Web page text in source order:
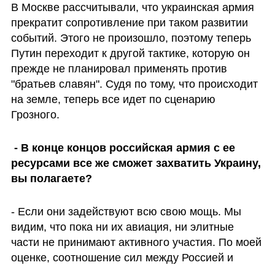
В Москве рассчитывали, что украинская армия
прекратит сопротивление при таком развитии
событий. Этого не произошло, поэтому теперь
Путин переходит к другой тактике, которую он
прежде не планировал применять против
"братьев славян". Судя по тому, что происходит
на земле, теперь все идет по сценарию
Грозного.
ресурсами все же сможет захватить Украину,
вы полагаете?
- Если они задействуют всю свою мощь. Мы
видим, что пока ни их авиация, ни элитные
части не принимают активного участия. По моей
оценке, соотношение сил между Россией и